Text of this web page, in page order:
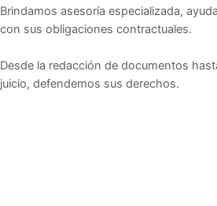
Brindamos asesoría especializada,
con sus obligaciones contractuales.
Desde la redacción de documentos
juicio, defendemos sus derechos.